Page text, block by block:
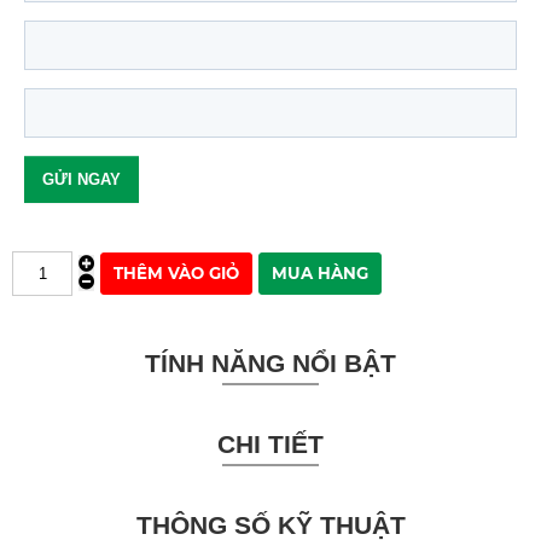
TÍNH NĂNG NỔI BẬT
CHI TIẾT
THÔNG SỐ KỸ THUẬT